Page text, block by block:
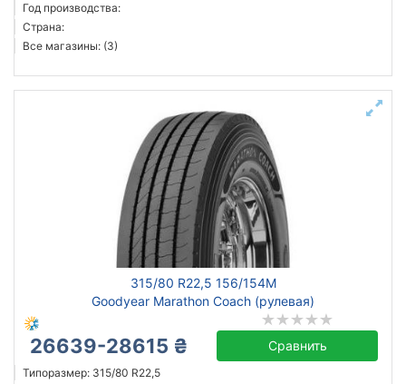
Год производства:
Страна:
Все магазины: (3)
315/80 R22,5 156/154M
Goodyear Marathon Coach (рулевая)
26639-28615 ₴ Сравнить
Типоразмер: 315/80 R22,5